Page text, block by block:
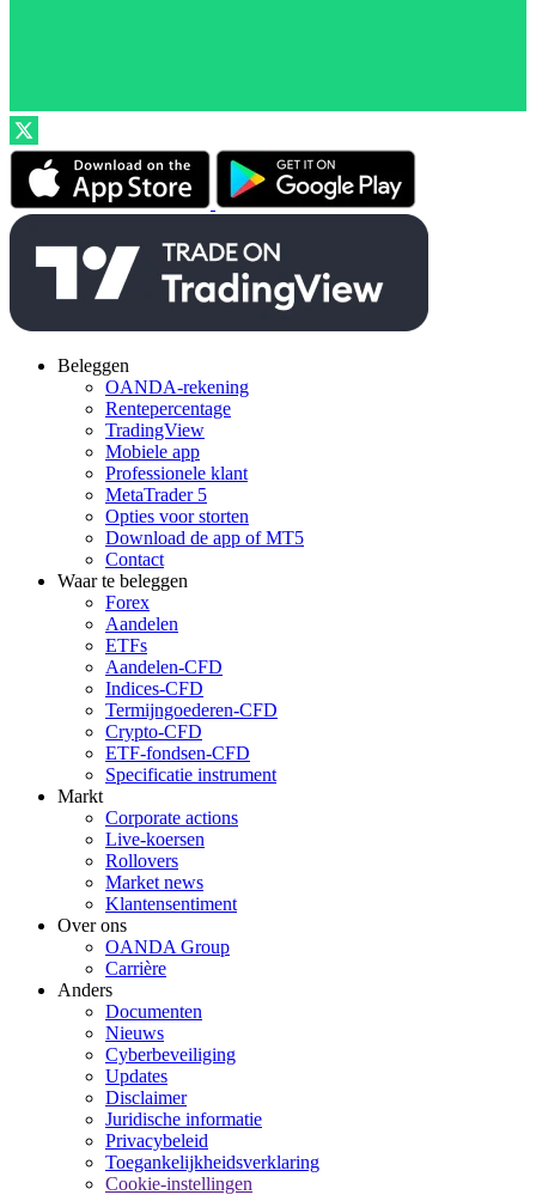
Beleggen
OANDA-rekening
Rentepercentage
TradingView
Mobiele app
Professionele klant
MetaTrader 5
Opties voor storten
Download de app of MT5
Contact
Waar te beleggen
Forex
Aandelen
ETFs
Aandelen-CFD
Indices-CFD
Termijngoederen-CFD
Crypto-CFD
ETF-fondsen-CFD
Specificatie instrument
Markt
Corporate actions
Live-koersen
Rollovers
Market news
Klantensentiment
Over ons
OANDA Group
Carrière
Anders
Documenten
Nieuws
Cyberbeveiliging
Updates
Disclaimer
Juridische informatie
Privacybeleid
Toegankelijkheidsverklaring
Cookie-instellingen